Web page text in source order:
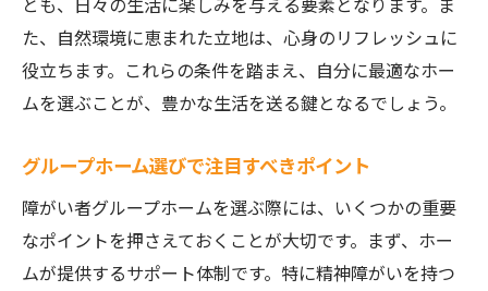
た、自然環境に恵まれた立地は、心身のリフレッシュに
役立ちます。これらの条件を踏まえ、自分に最適なホー
ムを選ぶことが、豊かな生活を送る鍵となるでしょう。
グループホーム選びで注目すべきポイント
障がい者グループホームを選ぶ際には、いくつかの重要
なポイントを押さえておくことが大切です。まず、ホー
ムが提供するサポート体制です。特に精神障がいを持つ